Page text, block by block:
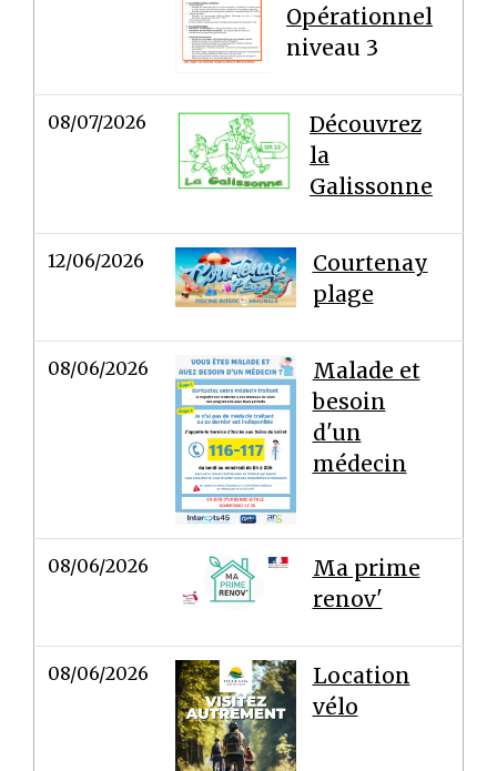
Opérationnel
niveau 3
08/07/2026
Découvrez
la
Galissonne
12/06/2026
Courtenay
plage
08/06/2026
Malade et
besoin
d'un
médecin
08/06/2026
Ma prime
renov'
08/06/2026
Location
vélo